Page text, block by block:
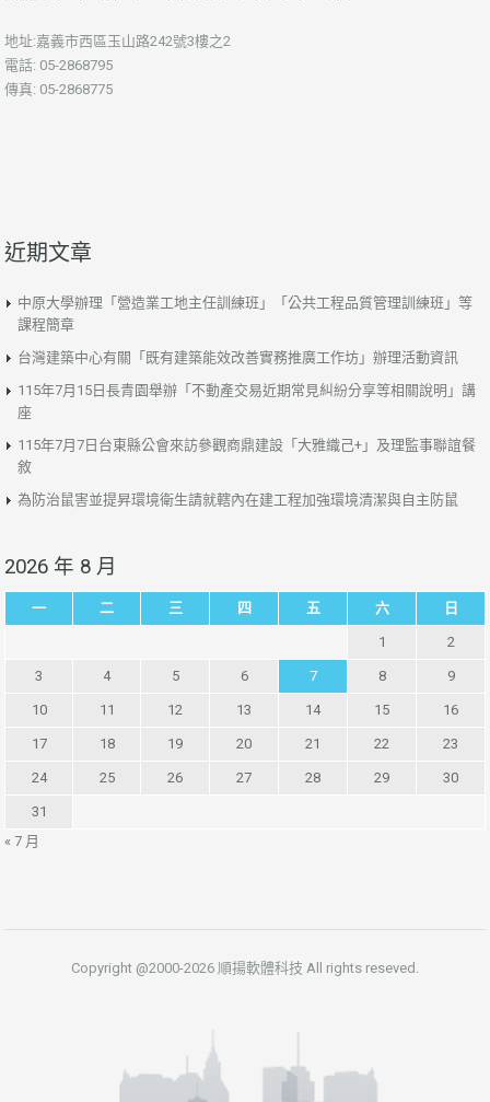
地址:嘉義市西區玉山路242號3樓之2
電話: 05-2868795
傳真: 05-2868775
近期文章
中原大學辦理「營造業工地主任訓練班」「公共工程品質管理訓練班」等
課程簡章
台灣建築中心有關「既有建築能效改善實務推廣工作坊」辦理活動資訊
115年7月15日長青園舉辦「不動產交易近期常見糾紛分享等相關說明」講
座
115年7月7日台東縣公會來訪參觀商鼎建設「大雅織己+」及理監事聯誼餐
敘
為防治鼠害並提昇環境衛生請就轄內在建工程加強環境清潔與自主防鼠
2026 年 8 月
一 二 三 四 五 六 日
1 2
3 4 5 6 7 8 9
10 11 12 13 14 15 16
17 18 19 20 21 22 23
24 25 26 27 28 29 30
31
« 7 月
Copyright @2000-2026 順揚軟體科技 All rights reseved.